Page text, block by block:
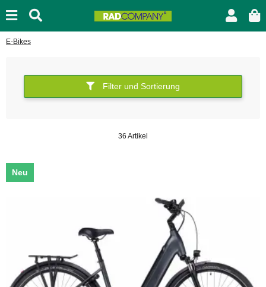
E-Bikes
Filter und Sortierung
36 Artikel
Neu